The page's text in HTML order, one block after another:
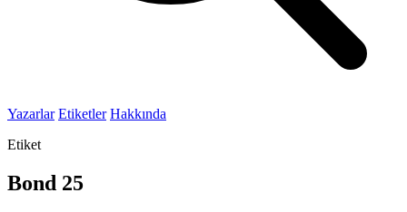
Yazarlar Etiketler Hakkında
Etiket
Bond 25